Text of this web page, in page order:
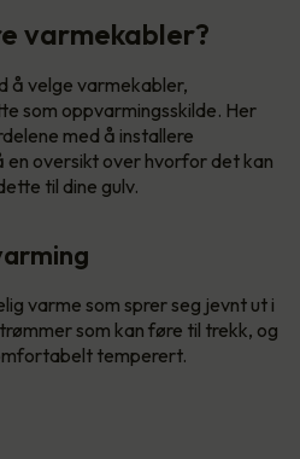
varmekabler?
å velge varmekabler,
som oppvarmingsskilde. Her
med å installere
en oversikt over hvorfor det kan
til dine gulv.
varme som sprer seg jevnt ut i
som kan føre til trekk, og
temperert.